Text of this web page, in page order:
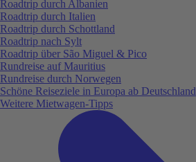
Roadtrip durch Albanien
Roadtrip durch Italien
Roadtrip durch Schottland
Roadtrip nach Sylt
Roadtrip über São Miguel & Pico
Rundreise auf Mauritius
Rundreise durch Norwegen
Schöne Reiseziele in Europa ab Deutschland
Weitere Mietwagen-Tipps